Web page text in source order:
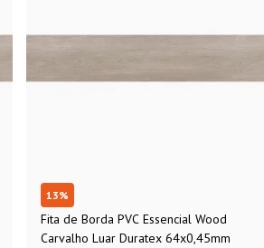
13%
Fita de Borda PVC Essencial Wood
Carvalho Luar Duratex 64x0,45mm